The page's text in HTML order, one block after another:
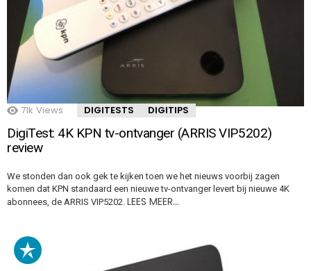
71k Views DIGITESTS DIGITIPS
DigiTest: 4K KPN tv-ontvanger (ARRIS VIP5202)
review
We stonden dan ook gek te kijken toen we het nieuws voorbij zagen
komen dat KPN standaard een nieuwe tv-ontvanger levert bij nieuwe 4K
abonnees, de ARRIS VIP5202. LEES MEER…